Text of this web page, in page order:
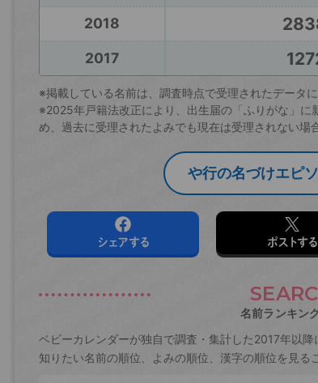
2018
2017
※掲載している名前は、調査時点で受理されたデータに
※2025年戸籍法改正により、出生届の「ふりがな」に
め、過去に受理されたよみでも現在は受理されない場
や行の名づけエピ
シェアする ポストする
名前ランキン
ベビーカレンダーが独自で調査・集計した2017年以
知りたい名前の順位、よみの順位、漢字の順位を見る